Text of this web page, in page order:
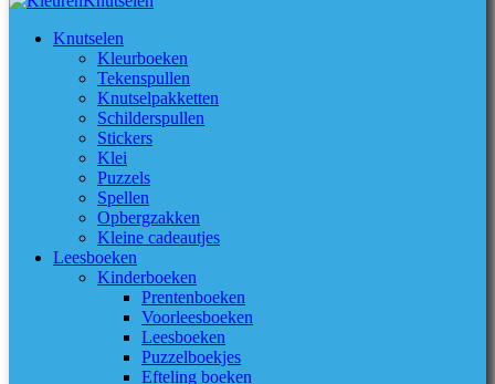
Knutselen
Kleurboeken
Tekenspullen
Knutselpakketten
Schilderspullen
Stickers
Klei
Puzzels
Spellen
Opbergzakken
Kleine cadeautjes
Leesboeken
Kinderboeken
Prentenboeken
Voorleesboeken
Leesboeken
Puzzelboekjes
Efteling boeken